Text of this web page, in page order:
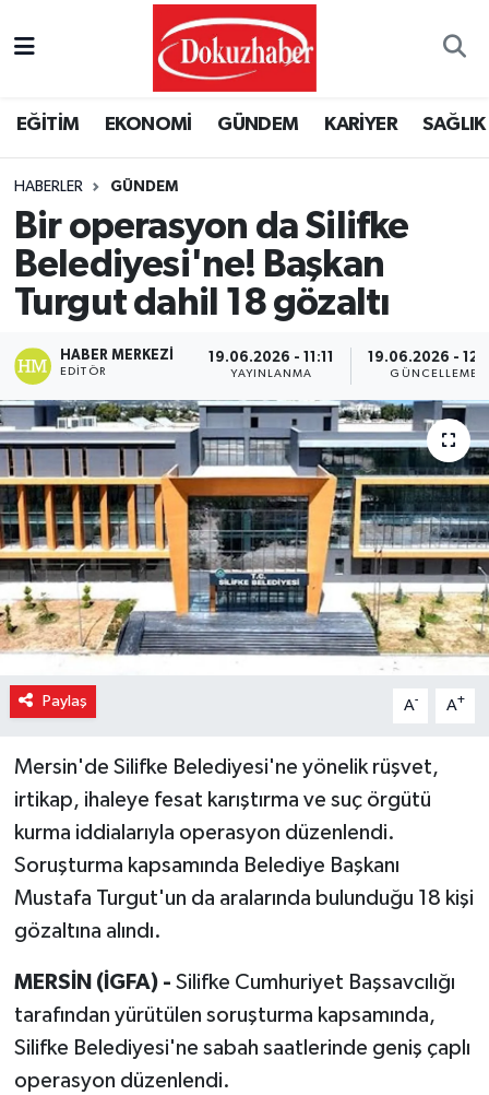
EĞİTİM EKONOMİ GÜNDEM KARİYER SAĞLIK
HABERLER GÜNDEM
Bir operasyon da Silifke
Belediyesi'ne! Başkan
Turgut dahil 18 gözaltı
HABER MERKEZI
EDITÖR
19.06.2026 - 11:11
YAYINLANMA
19.06.2026 -
GÜNCELLEME
Paylaş A- A+
Mersin'de Silifke Belediyesi'ne yönelik rüşvet,
irtikap, ihaleye fesat karıştırma ve suç örgütü
kurma iddialarıyla operasyon düzenlendi.
Soruşturma kapsamında Belediye Başkanı
Mustafa Turgut'un da aralarında bulunduğu 18 kişi
gözaltına alındı.
MERSİN (İGFA) - Silifke Cumhuriyet Başsavcılığı
tarafından yürütülen soruşturma kapsamında,
Silifke Belediyesi'ne sabah saatlerinde geniş çaplı
operasyon düzenlendi.
Puan Durumu ve Fikstür
Tüm Manşetler
Son Dakika Haberleri
Haber Arşivi